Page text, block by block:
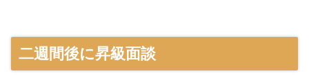
二週間後に昇級面談